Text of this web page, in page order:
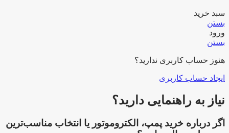
سبد خرید
بستن
ورود
بستن
هنوز حساب کاربری ندارید؟
ایجاد حساب کاربری
نیاز به راهنمایی دارید؟
اگر درباره خرید پمپ، الکتروموتور یا انتخاب مناسب‌ترین